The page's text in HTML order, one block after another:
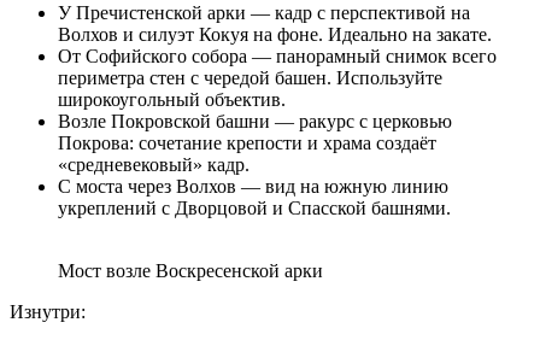
У Пречистенской арки — кадр с перспективой на
Волхов и силуэт Кокуя на фоне. Идеально на закате.
От Софийского собора — панорамный снимок всего
периметра стен с чередой башен. Используйте
широкоугольный объектив.
Возле Покровской башни — ракурс с церковью
Покрова: сочетание крепости и храма создаёт
«средневековый» кадр.
С моста через Волхов — вид на южную линию
укреплений с Дворцовой и Спасской башнями.
Мост возле Воскресенской арки
Изнутри: